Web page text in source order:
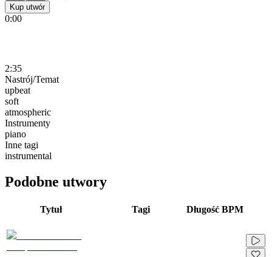
Kup utwór
0:00
2:35
Nastrój/Temat
upbeat
soft
atmospheric
Instrumenty
piano
Inne tagi
instrumental
Podobne utwory
Tytuł Tagi Długość BPM